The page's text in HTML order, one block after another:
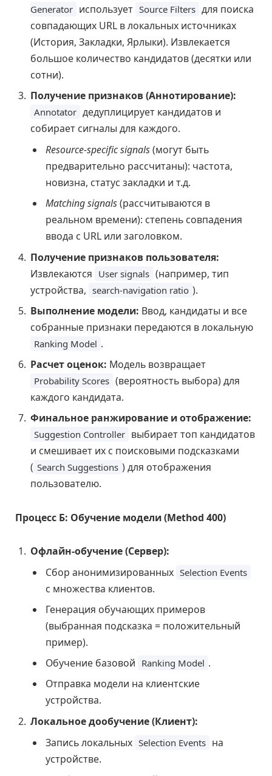
Generator использует Source Filters для поиска
совпадающих URL в локальных источниках
(История, Закладки, Ярлыки). Извлекается
большое количество кандидатов (десятки или
сотни).
Получение признаков (Аннотирование):
Annotator дедуплицирует кандидатов и
собирает сигналы для каждого.
Resource-specific signals(могут быть
предварительно рассчитаны): частота,
новизна, статус закладки и т.д.
Matching signals(рассчитываются в
реальном времени): степень совпадения
ввода с URL или заголовком.
Получение признаков пользователя:
Извлекаются User signals (например, тип
устройства, search-navigation ratio ).
Выполнение модели: Ввод, кандидаты и все
собранные признаки передаются в локальную
Ranking Model .
Расчет оценок: Модель возвращает
Probability Scores (вероятность выбора) для
каждого кандидата.
Финальное ранжирование и отображение:
Suggestion Controller выбирает топ кандидатов
и смешивает их с поисковыми подсказками
( Search Suggestions ) для отображения
пользователю.
Процесс Б: Обучение модели (Method 400)
Офлайн-обучение (Сервер):
Сбор анонимизированных Selection Events
с множества клиентов.
Генерация обучающих примеров
(выбранная подсказка = положительный
пример).
Обучение базовой Ranking Model .
Отправка модели на клиентские
устройства.
Локальное дообучение (Клиент):
Запись локальных Selection Events на
устройстве.